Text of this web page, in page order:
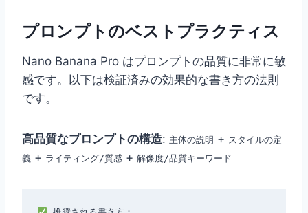
プロンプトのベストプラクティス
Nano Banana Pro はプロンプトの品質に非常に敏
感です。以下は検証済みの効果的な書き方の法則
です。
高品質なプロンプトの構造: 主体の説明 + スタイルの定
義 + ライティング/質感 + 解像度/品質キーワード